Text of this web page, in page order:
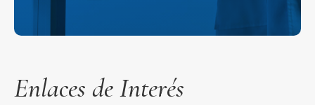
Enlaces de Interés